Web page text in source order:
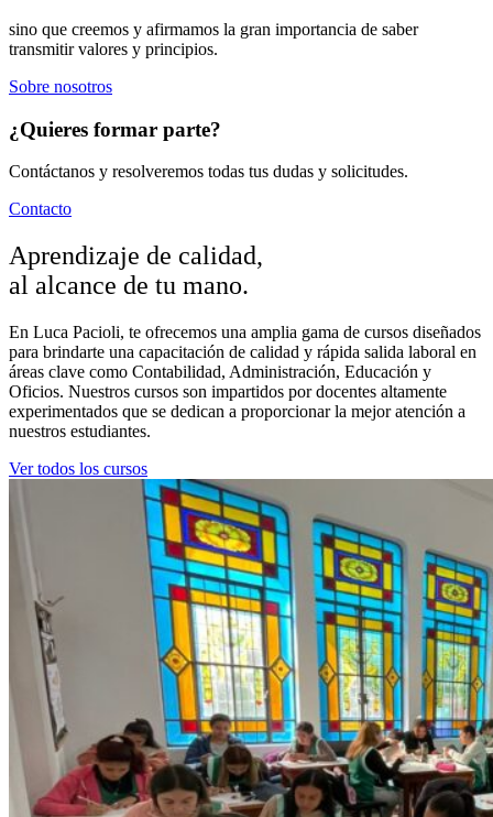
sino que creemos y afirmamos la gran importancia de saber
transmitir valores y principios.
Sobre nosotros
¿Quieres formar parte?
Contáctanos y resolveremos todas tus dudas y solicitudes.
Contacto
Aprendizaje de calidad,
al alcance de tu mano.
En Luca Pacioli, te ofrecemos una amplia gama de cursos diseñados
para brindarte una capacitación de calidad y rápida salida laboral en
áreas clave como Contabilidad, Administración, Educación y
Oficios. Nuestros cursos son impartidos por docentes altamente
experimentados que se dedican a proporcionar la mejor atención a
nuestros estudiantes.
Ver todos los cursos